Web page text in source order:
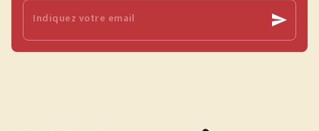
Indiquez votre email send